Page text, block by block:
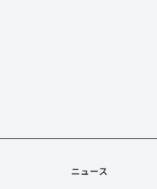
ニュース